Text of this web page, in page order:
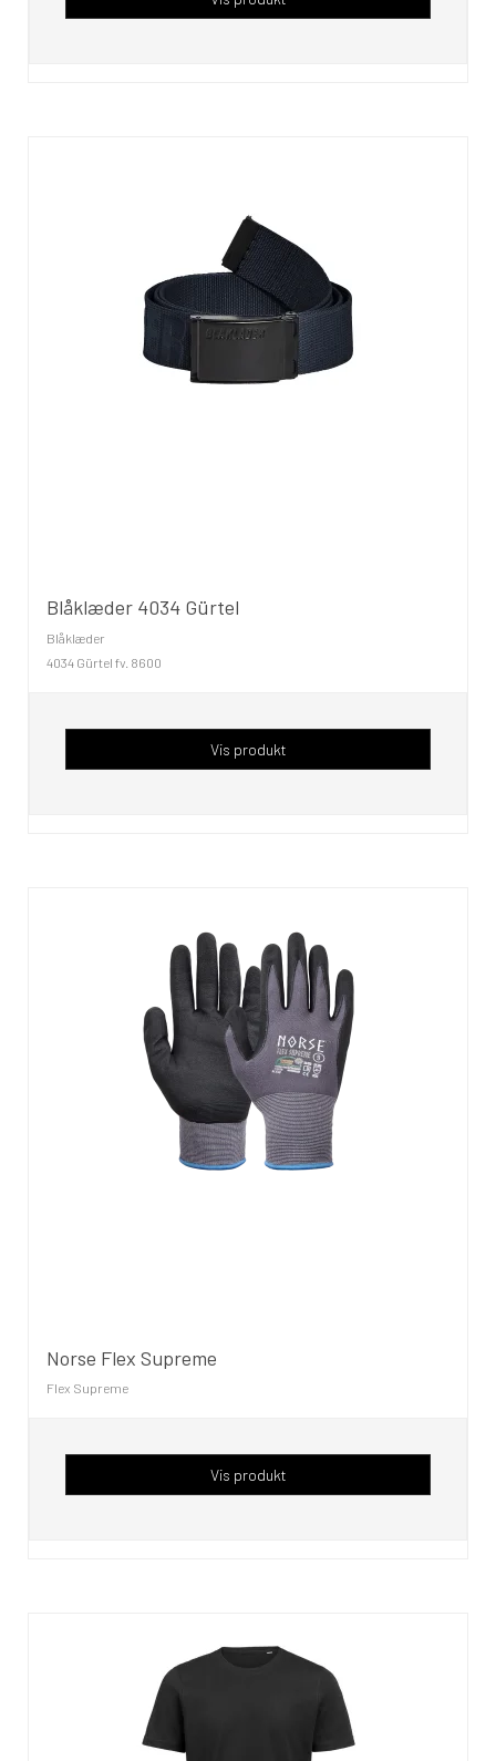
Blåklæder 4034 Gürtel
Blåklæder
4034 Gürtel fv. 8600
Vis produkt
Norse Flex Supreme
Flex Supreme
Vis produkt